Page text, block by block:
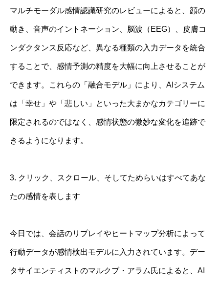
マルチモーダル感情認識研究のレビューによると、顔の
動き、音声のイントネーション、脳波（EEG）、皮膚コ
ンダクタンス反応など、異なる種類の入力データを統合
することで、感情予測の精度を大幅に向上させることが
できます。これらの「融合モデル」により、AIシステム
は「幸せ」や「悲しい」といった大まかなカテゴリーに
限定されるのではなく、感情状態の微妙な変化を追跡で
きるようになります。
3. クリック、スクロール、そしてためらいはすべてあな
たの感情を表します
今日では、会話のリプレイやヒートマップ分析によって
行動データが感情検出モデルに入力されています。デー
タサイエンティストのマルクブ・アラム氏によると、AI